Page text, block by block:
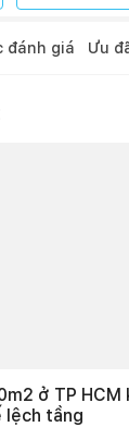
đánh giá Ưu
ở TP
lệch tầng